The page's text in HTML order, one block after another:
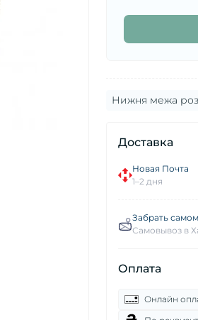
Нижня межа
Доставка
Новая Почта
1–2 дня
Забрать
Самовывоз в
Оплата
Онлайн